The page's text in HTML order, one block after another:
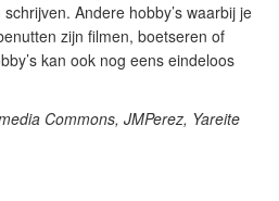
Andere hobby’s waarbij je
zijn filmen, boetseren of
kan ook nog eens eindeloos
Commons, JMPerez, Yareite